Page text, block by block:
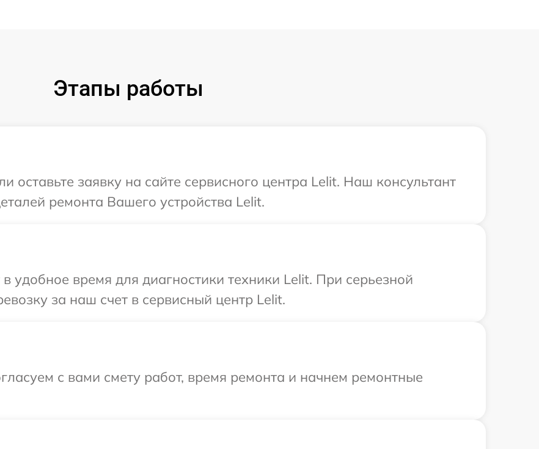
Этапы работы
оставьте заявку на сайте сервисного центра Lelit. Наш консультант
ремонта Вашего устройства Lelit.
удобное время для диагностики техники Lelit. При серьезной
за наш счет в сервисный центр Lelit.
с вами смету работ, время ремонта и начнем ремонтные